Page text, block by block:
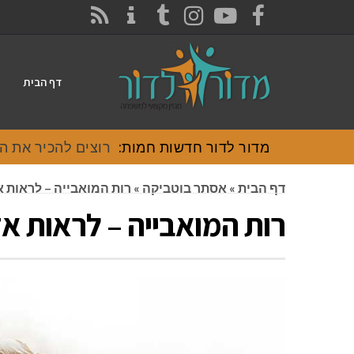
FACEBOOK
YOUTUBE
INSTAGRAM
TUMBLR
דף הבית
מדור לדור חדשות חמות: רוצים להכיר את
דף הבית » אסתר בוטביקה » רות המואבייה –
רות המואבייה – לראות